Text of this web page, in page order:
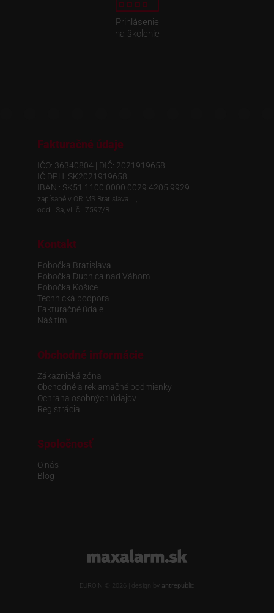
Prihlásenie
na školenie
Fakturačné údaje
IČO: 36340804 | DIČ: 2021919658
IČ DPH: SK2021919658
IBAN : SK51 1100 0000 0029 4205 9929
zapísané v OR MS Bratislava III,
odd.: Sa, vl. č.: 7597/B
Kontakt
Pobočka Bratislava
Pobočka Dubnica nad Váhom
Pobočka Košice
Technická podpora
Fakturačné údaje
Náš tím
Obchodné informácie
Zákaznická zóna
Obchodné a reklamačné podmienky
Ochrana osobných údajov
Registrácia
Spoločnosť
O nás
Blog
www.maxalarm.sk
EUROIN © 2026 | design by antrepublic